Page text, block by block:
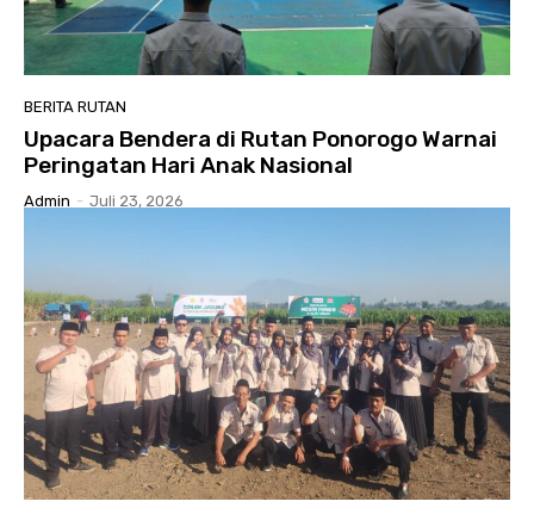
BERITA RUTAN
Upacara Bendera di Rutan Ponorogo Warnai
Peringatan Hari Anak Nasional
Admin - Juli 23, 2026